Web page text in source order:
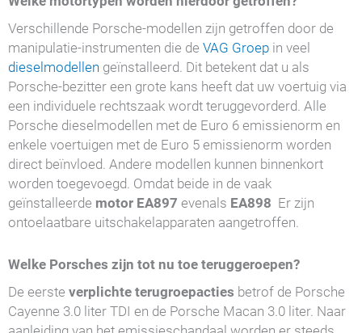
Verschillende Porsche-modellen zijn getroffen door de
manipulatie-instrumenten die de VAG Groep in veel
dieselmodellen geïnstalleerd. Dit betekent dat u als
Porsche-bezitter een grote kans heeft dat uw voertuig via
een individuele rechtszaak wordt teruggevorderd. Alle
Porsche dieselmodellen met de Euro 6 emissienorm en
enkele voertuigen met de Euro 5 emissienorm worden
direct beïnvloed. Andere modellen kunnen binnenkort
worden toegevoegd. Omdat beide in de vaak
geïnstalleerde motor EA897 evenals EA898 Er zijn
ontoelaatbare uitschakelapparaten aangetroffen.
Welke Porsches zijn tot nu toe teruggeroepen?
De eerste verplichte terugroepacties betrof de Porsche
Cayenne 3.0 liter TDI en de Porsche Macan 3.0 liter. Naar